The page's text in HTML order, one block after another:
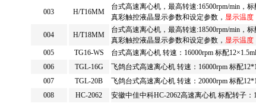
003 H/T16MM
台式高速离心机，最高转速:16500rpm/min，
真彩触控液晶显示参数和设定参数， 显示温度
004 H/T18MM
台式高速离心机，最高转速:18500rpm/min，
真彩触控液晶显示参数和设定参数， 显示温度
005 TG16-WS 台式高速离心机 转速：16000rpm 标配
006
TGL-16G 飞鸽台式高速离心机 转速：16000rpm 标配
007
TGL-20B 飞鸽台式高速离心机 转速：20000rpm 标配
008
HC-2062 安徽中佳中科HC-2062高速离心机 标配转子：